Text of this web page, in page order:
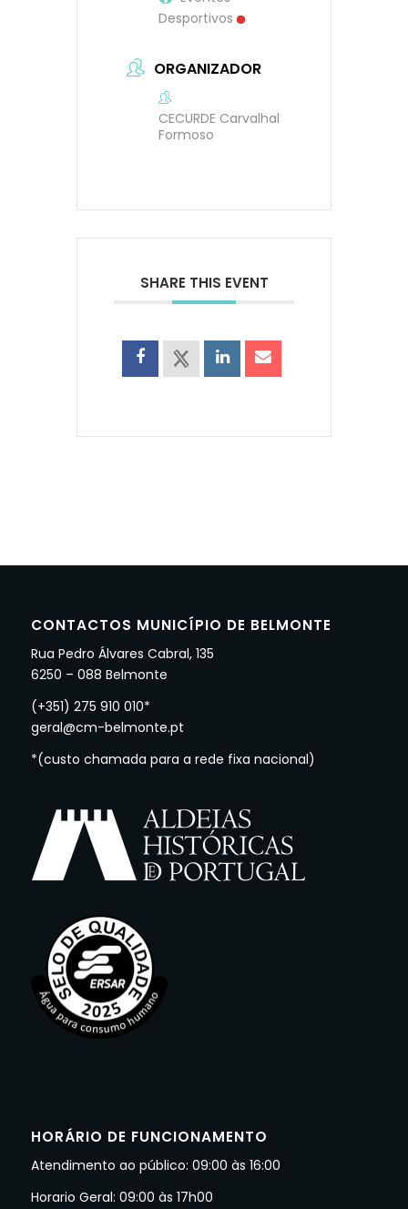
Desportivos
ORGANIZADOR
CECURDE Carvalhal
Formoso
SHARE THIS EVENT
CONTACTOS MUNICÍPIO DE BELMONTE
Rua Pedro Álvares Cabral, 135
6250 – 088 Belmonte
(+351) 275 910 010*
geral@cm-belmonte.pt
*(custo chamada para a rede fixa nacional)
HORÁRIO DE FUNCIONAMENTO
Atendimento ao público: 09:00 às 16:00
Horario Geral: 09:00 às 17h00